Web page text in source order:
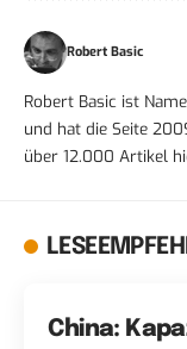
Robert Basic
Robert Basic ist
und hat die Seite
über 12.000 Artikel
China: